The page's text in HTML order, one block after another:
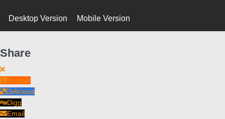
Desktop Version Mobile Version
Share
Blogger
Delicious
Digg
Email